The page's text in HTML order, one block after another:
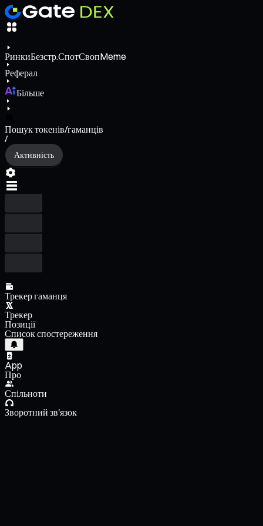
РинкиБезстр.СпотСвопMeme
Реферал
Більше
Пошук токенів/гаманців
/
Активність
Трекер гаманця
Трекер
Позиції
Список спостереження
App
Про
Спільноти
Зворотний зв'язок